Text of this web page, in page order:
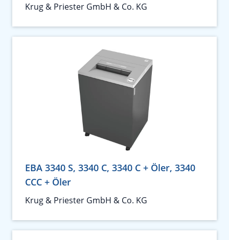
Krug & Priester GmbH & Co. KG
EBA 3340 S, 3340 C, 3340 C + Öler, 3340
CCC + Öler
Krug & Priester GmbH & Co. KG